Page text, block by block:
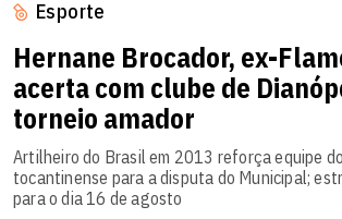
Esporte
Hernane Brocador, ex-
acerta com clube de
torneio amador
Artilheiro do Brasil em 2013 reforça equipe
tocantinense para a disputa do Municipal;
para o dia 16 de agosto